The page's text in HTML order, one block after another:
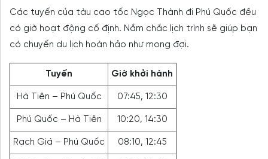
Các tuyến của tàu cao tốc Ngọc Thành đi Phú Quốc đều
có giờ hoạt động cố định. Nắm chắc lịch trình sẽ giúp bạn
có chuyến du lịch hoàn hảo như mong đợi.
Tuyến Giờ khởi hành
Hà Tiên – Phú Quốc 07:45, 12:30
Phú Quốc – Hà Tiên 10:20, 14:30
Rạch Giá – Phú Quốc 08:10, 12:45